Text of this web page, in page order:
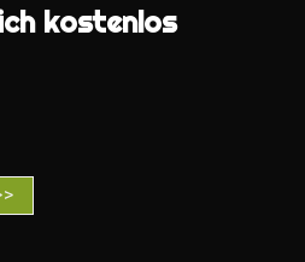
kostenlos